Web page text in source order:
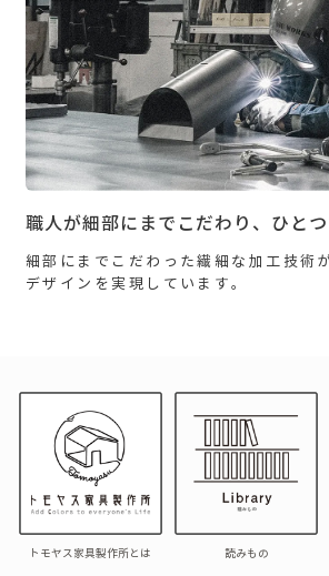
職人が細部にまでこだわり、ひと
細部にまでこだわった繊細な加工技術
デザインを実現しています。
トモヤス家具製作所とは 読みもの